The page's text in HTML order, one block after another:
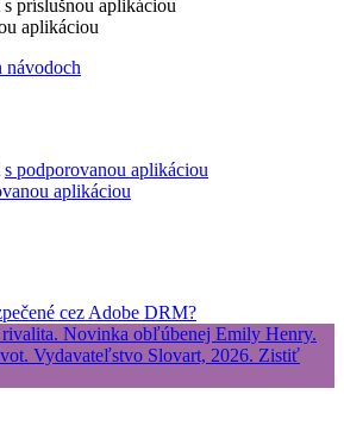
príslušnou aplikáciou
aplikáciou
návodoch
s podporovanou aplikáciou
aplikáciou
cez Adobe DRM?